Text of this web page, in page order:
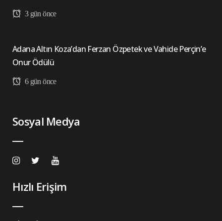
3 gün önce
Adana Altın Koza’dan Ferzan Özpetek ve Vahide Perçin’e
Onur Ödülü
6 gün önce
Sosyal Medya
Hızlı Erişim